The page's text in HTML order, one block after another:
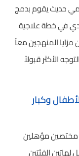
حديث يقوم بدمج
في خطة علاجية
المنهجين معاً
الأكثر قبولاً
وكبار
مختصين مؤهلين
لهاتين الفئتين